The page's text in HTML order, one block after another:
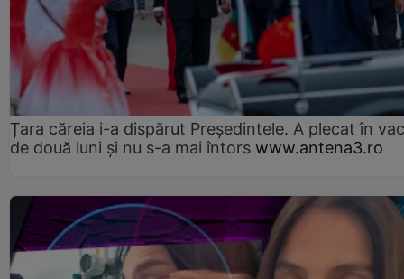
Țara căreia i-a dispărut Președintele. A plecat în
de două luni și nu s-a mai întors www.antena3.ro